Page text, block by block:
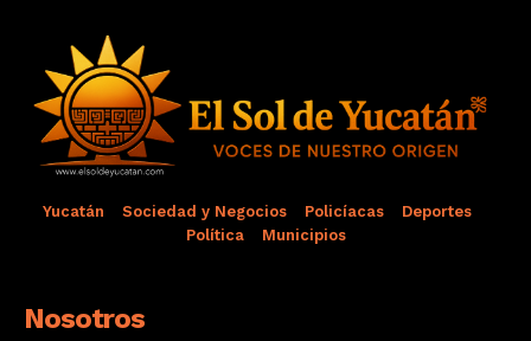
Yucatán Sociedad y Negocios Policíacas
Deportes
Política
Municipios
Nosotros